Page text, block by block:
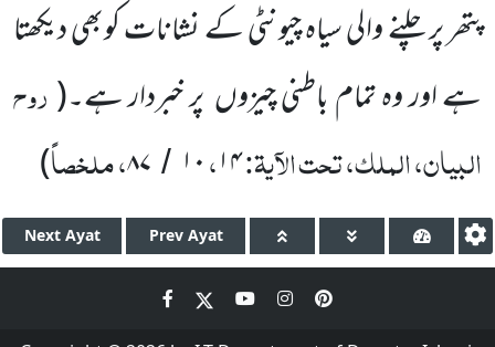
پتھر پر چلنے والی سیاہ چیونٹی کے نشانات کوبھی دیکھتا
ہے اور وہ تمام باطنی چیزوں پر خبردار ہے۔(روح
البیان، الملک، تحت الآیۃ:۱۴،۱۰ / ۸۷، ملخصاً)
Next Ayat Prev Ayat